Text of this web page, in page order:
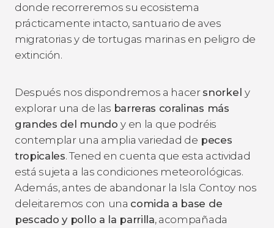
donde recorreremos su ecosistema
prácticamente intacto, santuario de aves
migratorias y de tortugas marinas en peligro de
extinción.
Después nos dispondremos a hacer snorkel y
explorar una de las barreras coralinas más
grandes del mundoy en la que podréis
contemplar una amplia variedad de peces
tropicales. Tened en cuenta que esta actividad
está sujeta a las condiciones meteorológicas.
Además, antes de abandonar la Isla Contoy nos
deleitaremos con una comida a base de
pescado y pollo a la parrilla, acompañada